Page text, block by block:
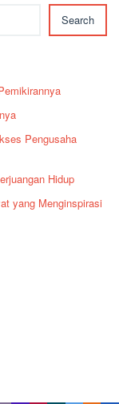
Search
Pengusaha
Hidup
yang Menginspirasi